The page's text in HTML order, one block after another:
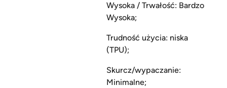
Wysoka / Trwałość: Bardzo
Wysoka;
Trudność użycia: niska
(TPU);
Skurcz/wypaczanie:
Minimalne;